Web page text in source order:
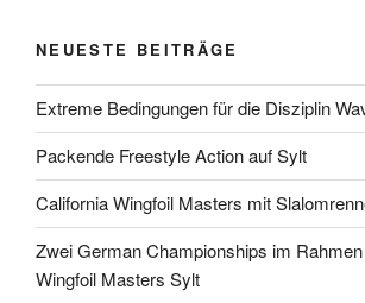
NEUESTE BEITRÄGE
Extreme Bedingungen für die Disziplin
Packende Freestyle Action auf Sylt
California Wingfoil Masters mit
Zwei German Championships im
Wingfoil Masters Sylt